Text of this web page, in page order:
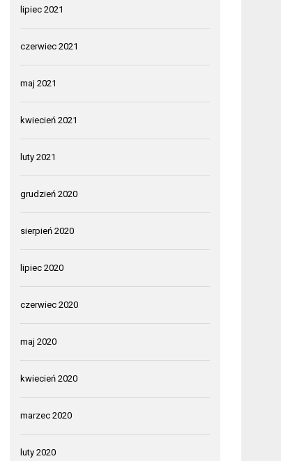
lipiec 2021
czerwiec 2021
maj 2021
kwiecień 2021
luty 2021
grudzień 2020
sierpień 2020
lipiec 2020
czerwiec 2020
maj 2020
kwiecień 2020
marzec 2020
luty 2020